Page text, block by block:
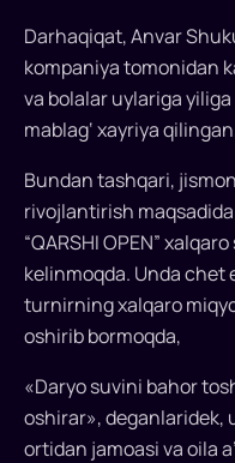
Darhaqiqat, Anvar
kompaniya tomonidan
va bolalar uylariga
mablag‘ xayriya
Bundan tashqari,
rivojlantirish
“QARSHI OPEN”
kelinmoqda. Unda
turnirning xalqaro
oshirib bormoqda,
«Daryo suvini bahor
oshirar», deganlaridek,
ortidan jamoasi va oila